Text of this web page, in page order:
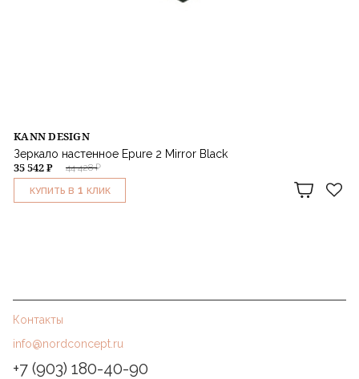
KANN DESIGN
Зеркало настенное Epure 2 Mirror Black
44 428 ₽
35 542 ₽
КУПИТЬ В 1 КЛИК
Контакты
info@nordconcept.ru
+7 (903) 180-40-90